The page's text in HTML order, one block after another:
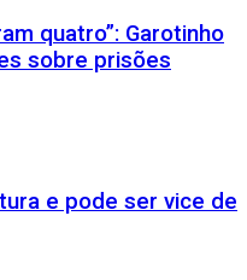
quatro”: Garotinho
sobre prisões
e pode ser vice de